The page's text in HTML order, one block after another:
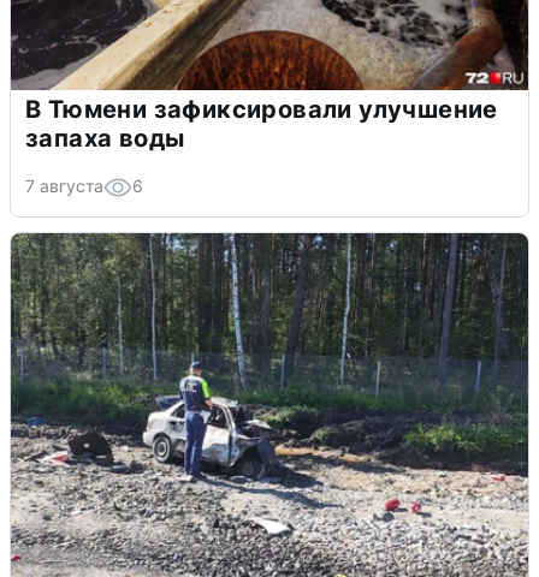
В Тюмени зафиксировали улучшение
запаха воды
7 августа 6